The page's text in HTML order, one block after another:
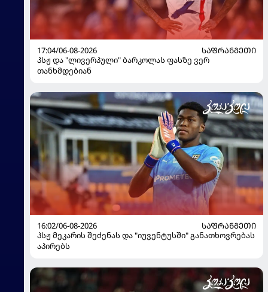
17:04/06-08-2026
ᲡᲐᲤᲠᲐᲜᲒᲔᲗᲘ
პსჟ და "ლივერპული" ბარკოლას ფასზე ვერ
თანხმდებიან
16:02/06-08-2026
ᲡᲐᲤᲠᲐᲜᲒᲔᲗᲘ
პსჟ მეკარის შეძენას და "იუვენტუსში" განათხოვრებას
აპირებს